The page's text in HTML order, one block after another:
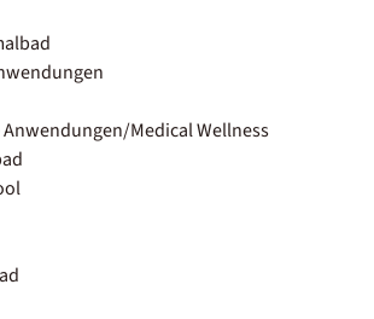
Medical Wellness